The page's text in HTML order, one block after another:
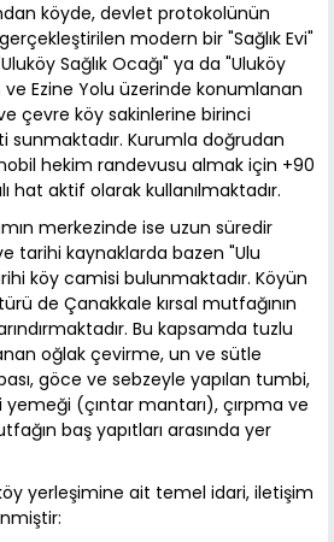
köyde, devlet protokolünün
gerçekleştirilen modern bir "Sağlık Evi"
Sağlık Ocağı" ya da "Uluköy
ve Ezine Yolu üzerinde konumlanan
çevre köy sakinlerine birinci
sunmaktadır. Kurumla doğrudan
hekim randevusu almak için +90
hat aktif olarak kullanılmaktadır.
merkezinde ise uzun süredir
tarihi kaynaklarda bazen "Ulu
köy camisi bulunmaktadır. Köyün
de Çanakkale kırsal mutfağının
Bu kapsamda tuzlu
oğlak çevirme, un ve sütle
göce ve sebzeyle yapılan tumbi,
(çıntar mantarı), çırpma ve
baş yapıtları arasında yer
yerleşimine ait temel idari, iletişim